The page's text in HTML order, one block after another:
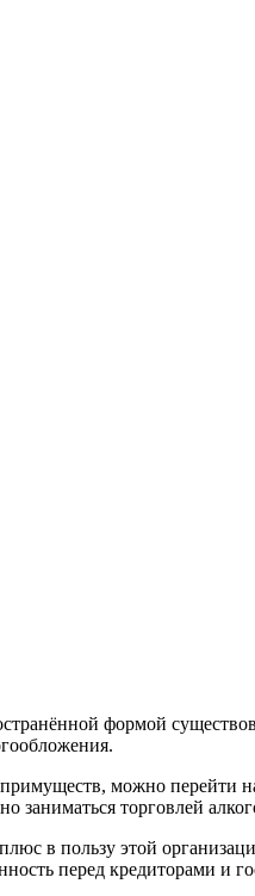
формой
можно перейти
торговлей
в пользу этой
перед кредиторами и